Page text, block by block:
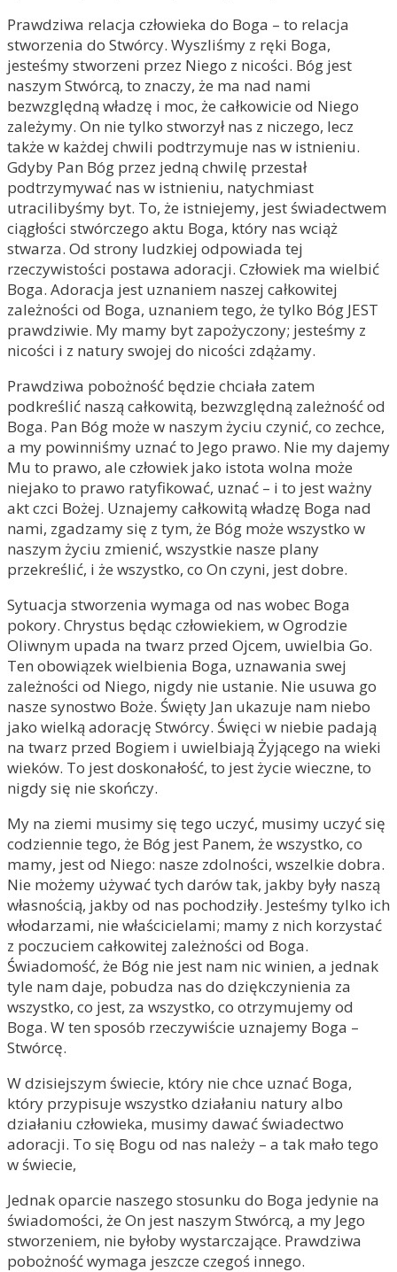
Prawdziwa relacja człowieka do Boga – to relacja
stworzenia do Stwórcy. Wyszliśmy z ręki Boga,
jesteśmy stworzeni przez Niego z nicości. Bóg jest
naszym Stwórcą, to znaczy, że ma nad nami
bezwzględną władzę i moc, że całkowicie od Niego
zależymy. On nie tylko stworzył nas z niczego, lecz
także w każdej chwili podtrzymuje nas w istnieniu.
Gdyby Pan Bóg przez jedną chwilę przestał
podtrzymywać nas w istnieniu, natychmiast
utracilibyśmy byt. To, że istniejemy, jest świadectwem
ciągłości stwórczego aktu Boga, który nas wciąż
stwarza. Od strony ludzkiej odpowiada tej
rzeczywistości postawa adoracji. Człowiek ma wielbić
Boga. Adoracja jest uznaniem naszej całkowitej
zależności od Boga, uznaniem tego, że tylko Bóg JEST
prawdziwie. My mamy byt zapożyczony; jesteśmy z
nicości i z natury swojej do nicości zdążamy.
Prawdziwa pobożność będzie chciała zatem
podkreślić naszą całkowitą, bezwzględną zależność od
Boga. Pan Bóg może w naszym życiu czynić, co zechce,
a my powinniśmy uznać to Jego prawo. Nie my dajemy
Mu to prawo, ale człowiek jako istota wolna może
niejako to prawo ratyfikować, uznać – i to jest ważny
akt czci Bożej. Uznajemy całkowitą władzę Boga nad
nami, zgadzamy się z tym, że Bóg może wszystko w
naszym życiu zmienić, wszystkie nasze plany
przekreślić, i że wszystko, co On czyni, jest dobre.
Sytuacja stworzenia wymaga od nas wobec Boga
pokory. Chrystus będąc człowiekiem, w Ogrodzie
Oliwnym upada na twarz przed Ojcem, uwielbia Go.
Ten obowiązek wielbienia Boga, uznawania swej
zależności od Niego, nigdy nie ustanie. Nie usuwa go
nasze synostwo Boże. Święty Jan ukazuje nam niebo
jako wielką adorację Stwórcy. Święci w niebie padają
na twarz przed Bogiem i uwielbiają Żyjącego na wieki
wieków. To jest doskonałość, to jest życie wieczne, to
nigdy się nie skończy.
My na ziemi musimy się tego uczyć, musimy uczyć się
codziennie tego, że Bóg jest Panem, że wszystko, co
mamy, jest od Niego: nasze zdolności, wszelkie dobra.
Nie możemy używać tych darów tak, jakby były naszą
własnością, jakby od nas pochodziły. Jesteśmy tylko ich
włodarzami, nie właścicielami; mamy z nich korzystać
z poczuciem całkowitej zależności od Boga.
Świadomość, że Bóg nie jest nam nic winien, a jednak
tyle nam daje, pobudza nas do dziękczynienia za
wszystko, co jest, za wszystko, co otrzymujemy od
Boga. W ten sposób rzeczywiście uznajemy Boga –
Stwórcę.
W dzisiejszym świecie, który nie chce uznać Boga,
który przypisuje wszystko działaniu natury albo
działaniu człowieka, musimy dawać świadectwo
adoracji. To się Bogu od nas należy – a tak mało tego
w świecie,
Jednak oparcie naszego stosunku do Boga jedynie na
świadomości, że On jest naszym Stwórcą, a my Jego
stworzeniem, nie byłoby wystarczające. Prawdziwa
pobożność wymaga jeszcze czegoś innego.